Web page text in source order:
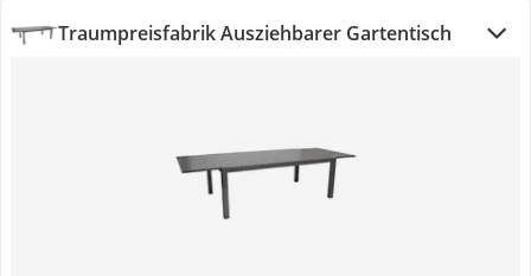
Traumpreisfabrik Ausziehbarer Gartentisch